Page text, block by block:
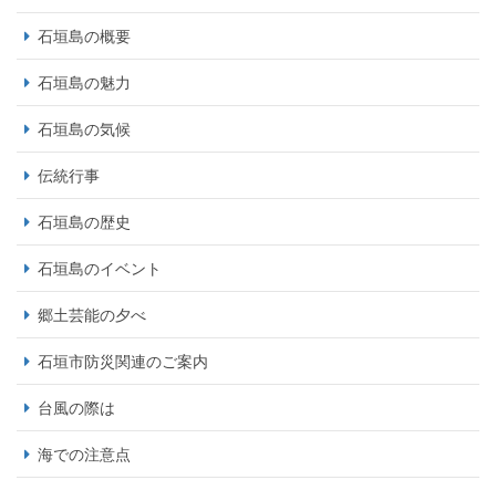
石垣島の概要
石垣島の魅力
石垣島の気候
伝統行事
石垣島の歴史
石垣島のイベント
郷土芸能の夕べ
石垣市防災関連のご案内
台風の際は
海での注意点